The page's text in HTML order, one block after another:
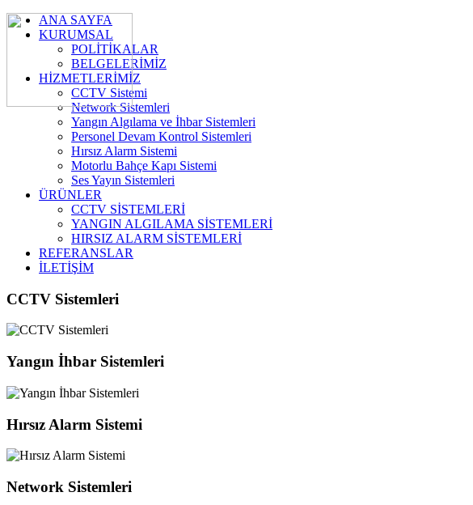
ANA SAYFA
KURUMSAL
POLİTİKALAR
BELGELERİMİZ
HİZMETLERİMİZ
CCTV Sistemi
Network Sistemleri
Yangın Algılama ve İhbar Sistemleri
Personel Devam Kontrol Sistemleri
Hırsız Alarm Sistemi
Motorlu Bahçe Kapı Sistemi
Ses Yayın Sistemleri
ÜRÜNLER
CCTV SİSTEMLERİ
YANGIN ALGILAMA SİSTEMLERİ
HIRSIZ ALARM SİSTEMLERİ
REFERANSLAR
İLETİŞİM
CCTV Sistemleri
Yangın İhbar Sistemleri
Hırsız Alarm Sistemi
Network Sistemleri